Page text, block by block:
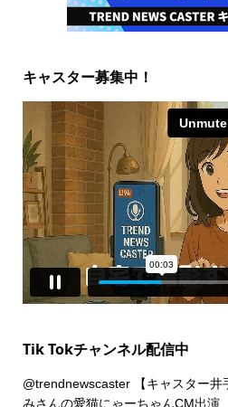
キャスター募集中！
Tik Tokチャンネル配信中
@trendnewscaster【キャスター井
みさんの愛猫にゃーちゃんCM出